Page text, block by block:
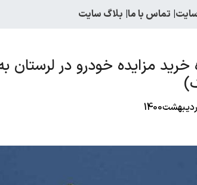
| تماس با ما| بلاگ سایت
مزایده خودرو در لرستان